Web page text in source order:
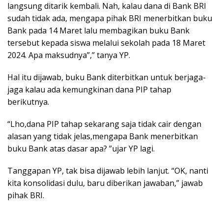
langsung ditarik kembali. Nah, kalau dana di Bank BRI
sudah tidak ada, mengapa pihak BRI menerbitkan buku
Bank pada 14 Maret lalu membagikan buku Bank
tersebut kepada siswa melalui sekolah pada 18 Maret
2024. Apa maksudnya”,” tanya YP.
Hal itu dijawab, buku Bank diterbitkan untuk berjaga-
jaga kalau ada kemungkinan dana PIP tahap
berikutnya.
“Lho,dana PIP tahap sekarang saja tidak cair dengan
alasan yang tidak jelas,mengapa Bank menerbitkan
buku Bank atas dasar apa? ”ujar YP lagi.
Tanggapan YP, tak bisa dijawab lebih lanjut. “OK, nanti
kita konsolidasi dulu, baru diberikan jawaban,” jawab
pihak BRI.